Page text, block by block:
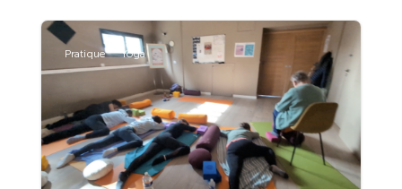
Pratique Yoga